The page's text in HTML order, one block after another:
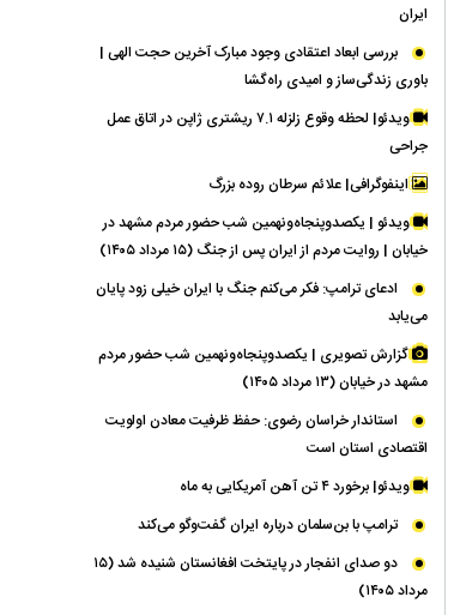
ایران
بررسی ابعاد اعتقادی وجود مبارک آخرین حجت الهی |
باوری زندگی‌ساز و امیدی راه‌گشا
ویدئو| لحظه وقوع زلزله ۷.۱ ریشتری ژاپن در اتاق عمل
جراحی
اینفوگرافی| علائم سرطان روده بزرگ
ویدئو | یکصدوپنجاه‌ونهمین شب حضور مردم مشهد در
خیابان | روایت مردم از ایران پس از جنگ (۱۵ مرداد ۱۴۰۵)
ادعای ترامپ: فکر می‌کنم جنگ با ایران خیلی زود پایان
می‌یابد
گزارش تصویری | یکصدوپنجاه‌ونهمین شب حضور مردم
مشهد در خیابان (۱۳ مرداد ۱۴۰۵)
استاندار خراسان رضوی: حفظ ظرفیت معادن اولویت
اقتصادی استان است
ویدئو| برخورد ۴ تن آهن آمریکایی به ماه
ترامپ با بن‌سلمان درباره ایران گفت‌وگو می‌کند
دو صدای انفجار در پایتخت افغانستان شنیده شد (۱۵
مرداد ۱۴۰۵)